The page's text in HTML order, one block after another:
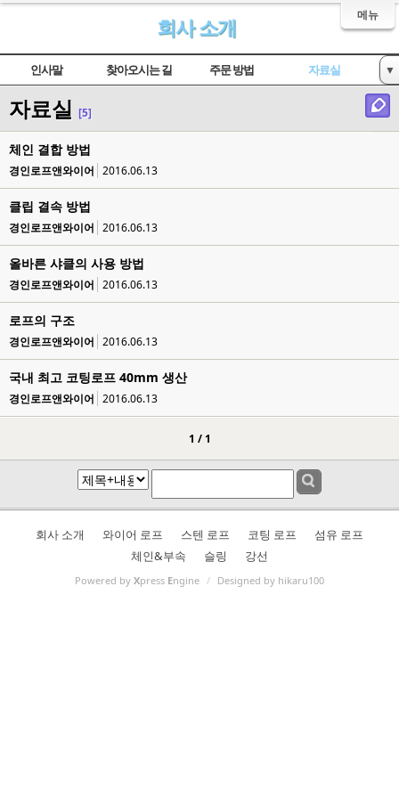
메뉴
회사 소개
인사말 찾아오시는 길 주문 방법 자료실 ▼
자료실 [5]
체인 결합 방법
경인로프앤와이어 2016.06.13
클립 결속 방법
경인로프앤와이어 2016.06.13
올바른 샤클의 사용 방법
경인로프앤와이어 2016.06.13
로프의 구조
경인로프앤와이어 2016.06.13
국내 최고 코팅로프 40mm 생산
경인로프앤와이어 2016.06.13
1 / 1
회사 소개 와이어 로프 스텐 로프 코팅 로프
섬유 로프
체인&부속
슬링 강선
Powered by Xpress Engine / Designed by hikaru100